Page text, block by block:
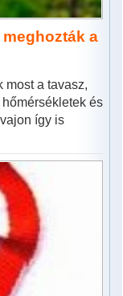
a
most a tavasz,
és
így is